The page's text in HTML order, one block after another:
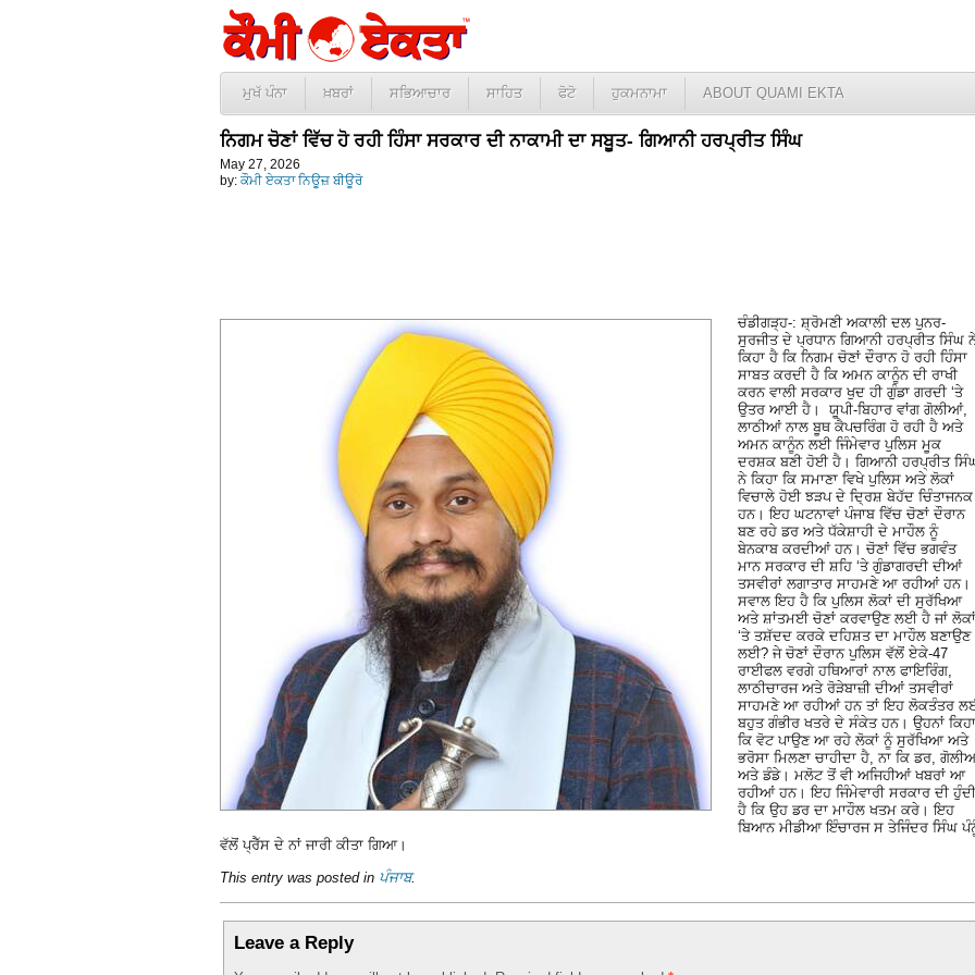
ਮੁਖੱ ਪੰਨਾ ਖ਼ਬਰਾਂ ਸਭਿਆਚਾਰ ਸਾਹਿਤ ਫੋਟੋ ਹੁਕਮਨਾਮਾ ABOUT QUAMI EKTA
ਨਿਗਮ ਚੋਣਾਂ ਵਿੱਚ ਹੋ ਰਹੀ ਹਿੰਸਾ ਸਰਕਾਰ ਦੀ ਨਾਕਾਮੀ ਦਾ ਸਬੂਤ- ਗਿਆਨੀ ਹਰਪ੍ਰੀਤ ਸਿੰਘ
May 27, 2026
by: ਕੌਮੀ ਏਕਤਾ ਨਿਊਜ਼ ਬੀਊਰੋ
ਚੰਡੀਗੜ੍ਹ-: ਸ਼੍ਰੋਮਣੀ ਅਕਾਲੀ ਦਲ ਪੁਨਰ-
ਸੁਰਜੀਤ ਦੇ ਪ੍ਰਧਾਨ ਗਿਆਨੀ ਹਰਪ੍ਰੀਤ ਸਿੰਘ
ਕਿਹਾ ਹੈ ਕਿ ਨਿਗਮ ਚੋਣਾਂ ਦੌਰਾਨ ਹੋ ਰਹੀ ਹਿੰਸਾ
ਸਾਬਤ ਕਰਦੀ ਹੈ ਕਿ ਅਮਨ ਕਾਨੂੰਨ ਦੀ ਰਾਖੀ
ਕਰਨ ਵਾਲੀ ਸਰਕਾਰ ਖੁਦ ਹੀ ਗੁੰਡਾ ਗਰਦੀ ‘ਤੇ
ਉਤਰ ਆਈ ਹੈ। ਯੂਪੀ-ਬਿਹਾਰ ਵਾਂਗ ਗੋਲੀਆਂ,
ਲਾਠੀਆਂ ਨਾਲ ਬੂਥ ਕੈਪਚਰਿੰਗ ਹੋ ਰਹੀ ਹੈ ਅਤੇ
ਅਮਨ ਕਾਨੂੰਨ ਲਈ ਜਿੰਮੇਵਾਰ ਪੁਲਿਸ ਮੂਕ
ਦਰਸ਼ਕ ਬਣੀ ਹੋਈ ਹੈ। ਗਿਆਨੀ ਹਰਪ੍ਰੀਤ
ਨੇ ਕਿਹਾ ਕਿ ਸਮਾਣਾ ਵਿਖੇ ਪੁਲਿਸ ਅਤੇ ਲੋਕਾਂ
ਵਿਚਾਲੇ ਹੋਈ ਝੜਪ ਦੇ ਦ੍ਰਿਸ਼ ਬੇਹੱਦ ਚਿੰਤਾਜਨਕ
ਹਨ। ਇਹ ਘਟਨਾਵਾਂ ਪੰਜਾਬ ਵਿੱਚ ਚੋਣਾਂ ਦੌਰਾਨ
ਬਣ ਰਹੇ ਡਰ ਅਤੇ ਧੱਕੇਸ਼ਾਹੀ ਦੇ ਮਾਹੌਲ ਨੂੰ
ਬੇਨਕਾਬ ਕਰਦੀਆਂ ਹਨ। ਚੋਣਾਂ ਵਿੱਚ ਭਗਵੰਤ
ਮਾਨ ਸਰਕਾਰ ਦੀ ਸ਼ਹਿ ‘ਤੇ ਗੁੰਡਾਗਰਦੀ ਦੀਆਂ
ਤਸਵੀਰਾਂ ਲਗਾਤਾਰ ਸਾਹਮਣੇ ਆ ਰਹੀਆਂ ਹਨ।
ਸਵਾਲ ਇਹ ਹੈ ਕਿ ਪੁਲਿਸ ਲੋਕਾਂ ਦੀ ਸੁਰੱਖਿਆ
ਅਤੇ ਸ਼ਾਂਤਮਈ ਚੋਣਾਂ ਕਰਵਾਉਣ ਲਈ ਹੈ ਜਾਂ ਲੋਕਾਂ
‘ਤੇ ਤਸ਼ੱਦਦ ਕਰਕੇ ਦਹਿਸ਼ਤ ਦਾ ਮਾਹੌਲ ਬਣਾਉਣ
ਲਈ? ਜੇ ਚੋਣਾਂ ਦੌਰਾਨ ਪੁਲਿਸ ਵੱਲੋਂ ਏਕੇ-47
ਰਾਈਫਲ ਵਰਗੇ ਹਥਿਆਰਾਂ ਨਾਲ ਫਾਇਰਿੰਗ,
ਲਾਠੀਚਾਰਜ ਅਤੇ ਰੋੜੇਬਾਜ਼ੀ ਦੀਆਂ ਤਸਵੀਰਾਂ
ਸਾਹਮਣੇ ਆ ਰਹੀਆਂ ਹਨ ਤਾਂ ਇਹ ਲੋਕਤੰਤਰ
ਬਹੁਤ ਗੰਭੀਰ ਖਤਰੇ ਦੇ ਸੰਕੇਤ ਹਨ। ਉਹਨਾਂ ਕਿਹਾ
ਕਿ ਵੋਟ ਪਾਉਣ ਆ ਰਹੇ ਲੋਕਾਂ ਨੂੰ ਸੁਰੱਖਿਆ ਅਤੇ
ਭਰੋਸਾ ਮਿਲਣਾ ਚਾਹੀਦਾ ਹੈ, ਨਾ ਕਿ ਡਰ,
ਅਤੇ ਡੰਡੇ। ਮਲੋਟ ਤੋਂ ਵੀ ਅਜਿਹੀਆਂ ਖਬਰਾਂ ਆ
ਰਹੀਆਂ ਹਨ। ਇਹ ਜਿੰਮੇਵਾਰੀ ਸਰਕਾਰ ਦੀ ਹੁੰਦੀ
ਹੈ ਕਿ ਉਹ ਡਰ ਦਾ ਮਾਹੌਲ ਖਤਮ ਕਰੇ। ਇਹ
ਬਿਆਨ ਮੀਡੀਆ ਇੰਚਾਰਜ ਸ ਤੇਜਿੰਦਰ ਸਿੰਘ
ਵੱਲੋਂ ਪ੍ਰੈੱਸ ਦੇ ਨਾਂ ਜਾਰੀ ਕੀਤਾ ਗਿਆ।
This entry was posted in ਪੰਜਾਬ.
Leave a Reply